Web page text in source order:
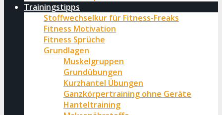
Trainingstipps
Stoffwechselkur für Fitness-Freaks
Fitness Motivation
Fitness Sprüche
Grundlagen
Muskelgruppen
Grundübungen
Kurzhantel Übungen
Ganzkörpertraining ohne Geräte
Hanteltraining